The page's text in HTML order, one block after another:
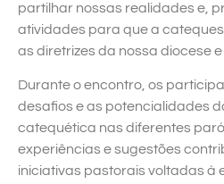
partilhar nossas realidades e,
atividades para que a
as diretrizes da nossa diocese e
Durante o encontro, os
desafios e as potencialidades
catequética nas diferentes
experiências e sugestões
iniciativas pastorais voltadas à